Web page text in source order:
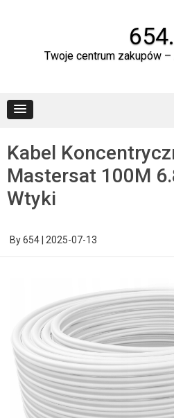
Twoje centrum zakupów
Kabel
Mastersat 100M
Wtyki
By654 2025-07-13